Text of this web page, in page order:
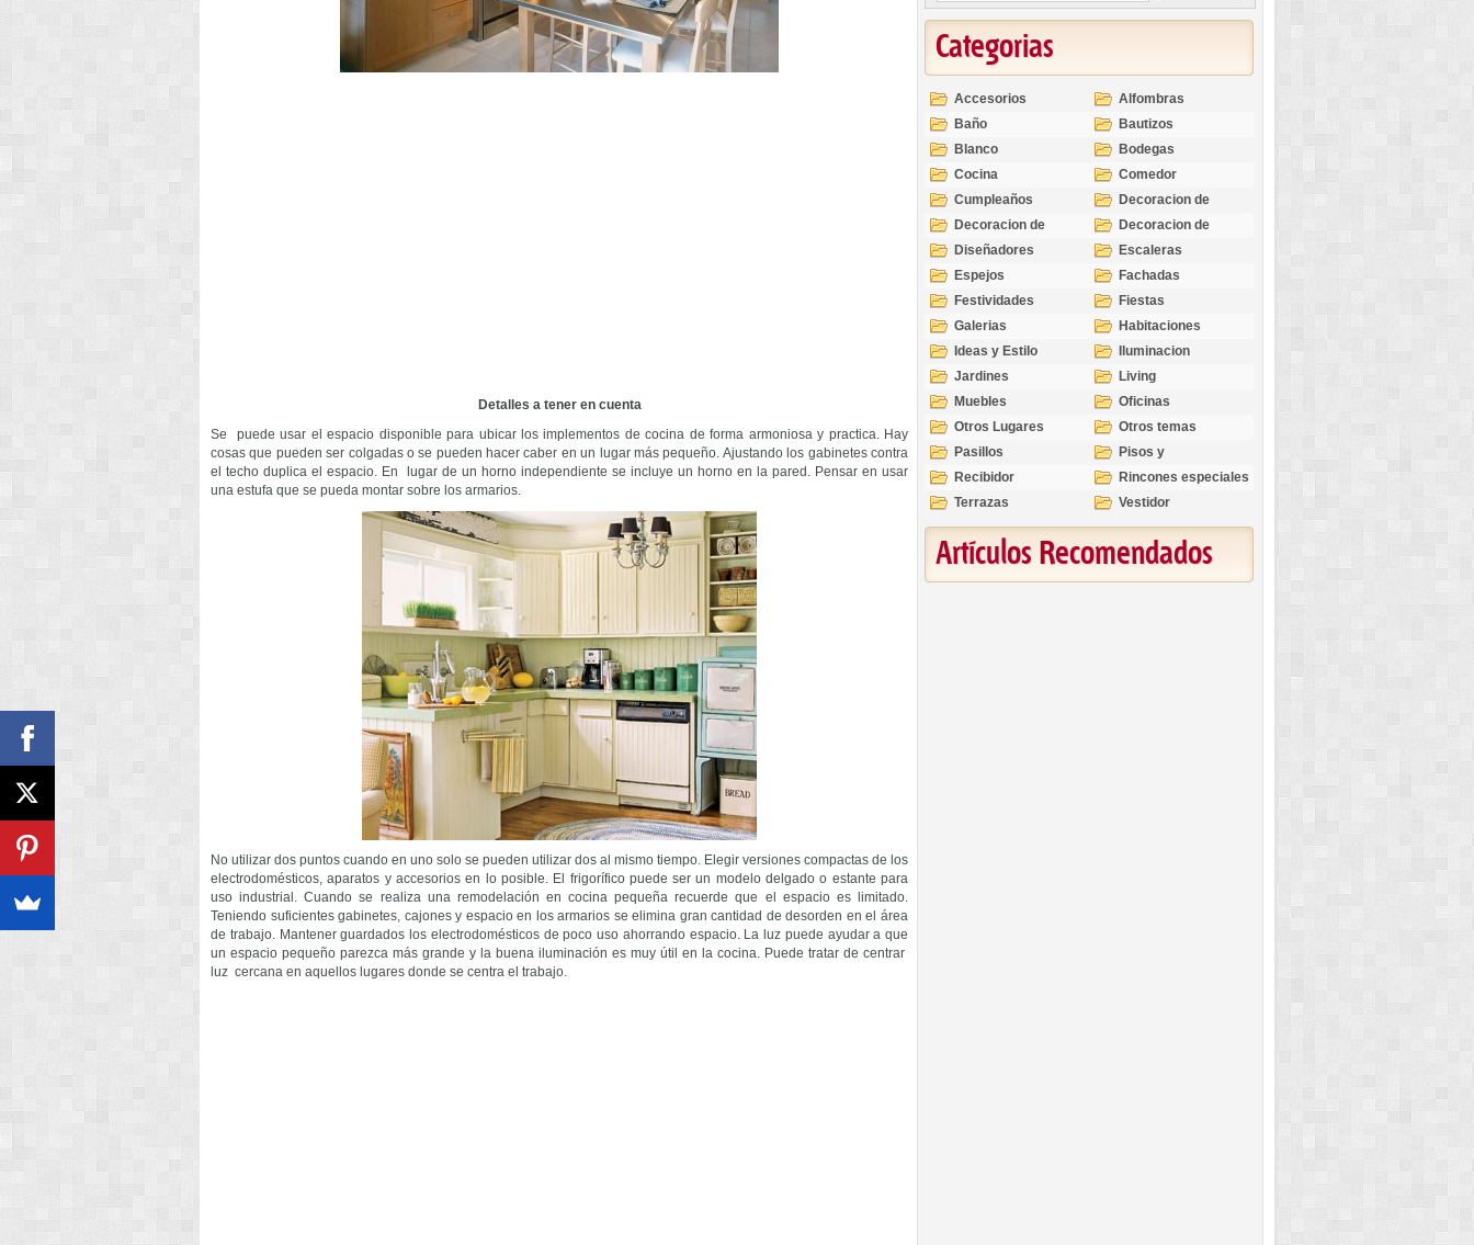
Detalles a tener en cuenta
Se puede usar el espacio disponible para ubicar los implementos de cocina de forma armoniosa y practica. Hay
cosas que pueden ser colgadas o se pueden hacer caber en un lugar más pequeño. Ajustando los gabinetes contra
el techo duplica el espacio. En lugar de un horno independiente se incluye un horno en la pared. Pensar en usar
una estufa que se pueda montar sobre los armarios.
No utilizar dos puntos cuando en uno solo se pueden utilizar dos al mismo tiempo. Elegir versiones compactas de los
electrodomésticos, aparatos y accesorios en lo posible. El frigorífico puede ser un modelo delgado o estante para
uso industrial. Cuando se realiza una remodelación en cocina pequeña recuerde que el espacio es limitado.
Teniendo suficientes gabinetes, cajones y espacio en los armarios se elimina gran cantidad de desorden en el área
de trabajo. Mantener guardados los electrodomésticos de poco uso ahorrando espacio. La luz puede ayudar a que
un espacio pequeño parezca más grande y la buena iluminación es muy útil en la cocina. Puede tratar de centrar
luz cercana en aquellos lugares donde se centra el trabajo.
Categorias
Accesorios
Alfombras
Baño
Bautizos
Blanco
Bodegas
Cocina
Comedor
Cumpleaños
Decoracion de
Exteriores
Decoracion de
Interiores
Decoracion de
Ocasiones
Diseñadores
Escaleras
Espejos
Fachadas
Festividades
Fiestas
Galerias
Habitaciones
Ideas y Estilo
Iluminacion
Jardines
Living
Muebles
Oficinas
Otros Lugares
Otros temas
Pasillos
Pisos y
revestimientos
Recibidor
Rincones especiales
Terrazas
Vestidor
Artículos Recomendados